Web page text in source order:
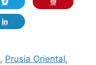
, Prusia Oriental,